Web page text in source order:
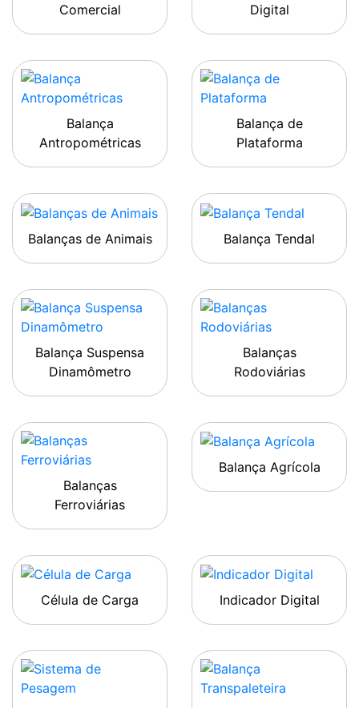
Comercial
Digital
Balança
Antropométricas
Balança de
Plataforma
Balanças de Animais Balança Tendal
Balança Suspensa
Dinamômetro
Balanças
Rodoviárias
Balanças
Ferroviárias
Balança Agrícola
Célula de Carga Indicador Digital